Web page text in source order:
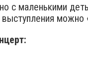
с маленькими